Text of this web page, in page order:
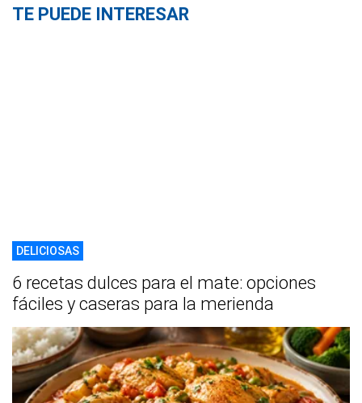
TE PUEDE INTERESAR
DELICIOSAS
6 recetas dulces para el mate: opciones
fáciles y caseras para la merienda